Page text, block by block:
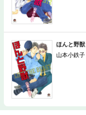
ほんと野
山本小鉄子